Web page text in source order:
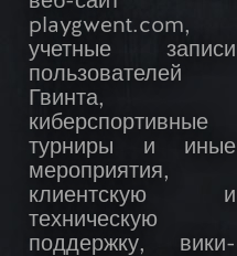
playgwent.com,
учетные записи
пользователей
Гвинта,
киберспортивные
турниры и иные
мероприятия,
клиентскую и
техническую
поддержку, вики-